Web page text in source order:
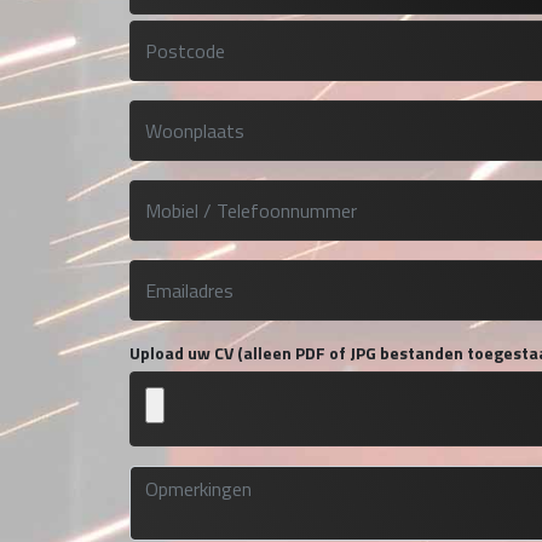
Upload uw CV (alleen PDF of JPG bestanden